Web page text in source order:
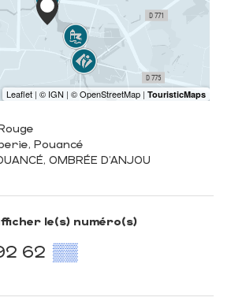
Pouancé
OMBRÉE D'ANJOU
le(s) numéro(s)
62 ▒▒